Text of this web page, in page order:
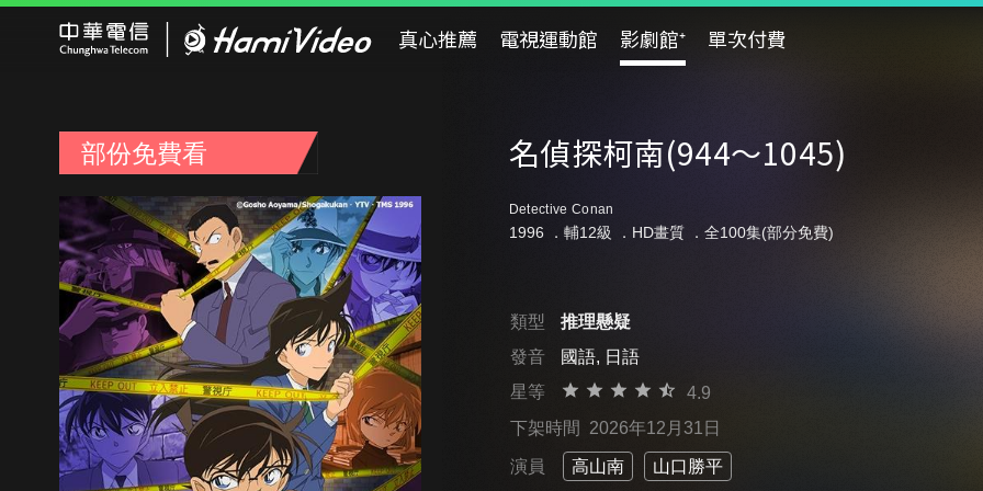
真心推薦 電視運動館 影劇館⁺ 單次付費
部份免費看 名偵探柯南(944～1045)
Detective Conan
1996 ． 輔12級 ．HD畫質 ．全100集(部分免費)
類型
推理懸疑
發音
國語, 日語
星等
4.9
下架時間 2026年12月31日
演員 高山南 山口勝平